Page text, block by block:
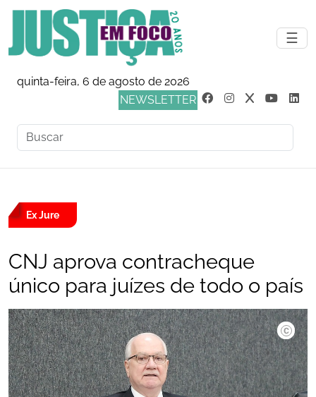
☰
quinta-feira, 6 de agosto de 2026
NEWSLETTER
Ex Jure
CNJ aprova contracheque
único para juízes de todo o país
©Luiz